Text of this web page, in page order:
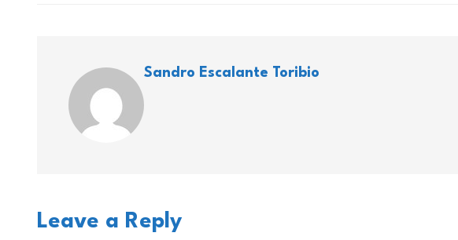
Sandro Escalante Toribio
Leave a Reply